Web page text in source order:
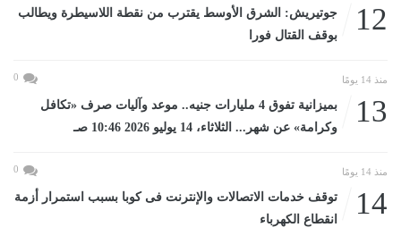
12
جوتيريش: الشرق الأوسط يقترب من نقطة اللاسيطرة ويطالب
بوقف القتال فورا
منذ 14 يومًا 0
13
بميزانية تفوق 4 مليارات جنيه.. موعد وآليات صرف «تكافل
وكرامة» عن شهر... الثلاثاء، 14 يوليو 2026 10:46 صـ
منذ 14 يومًا 0
14
توقف خدمات الاتصالات والإنترنت فى كوبا بسبب استمرار أزمة
انقطاع الكهرباء